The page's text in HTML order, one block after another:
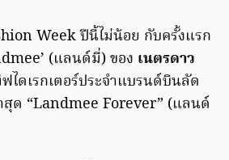
Week ปีนี้ไม่น้อย กับครั้งแรก
(แลนด์มี่) ของ เนตรดาว
ไดเรกเตอร์ประจำแบรนด์บินลัด
ด “Landmee Forever” (แลนด์